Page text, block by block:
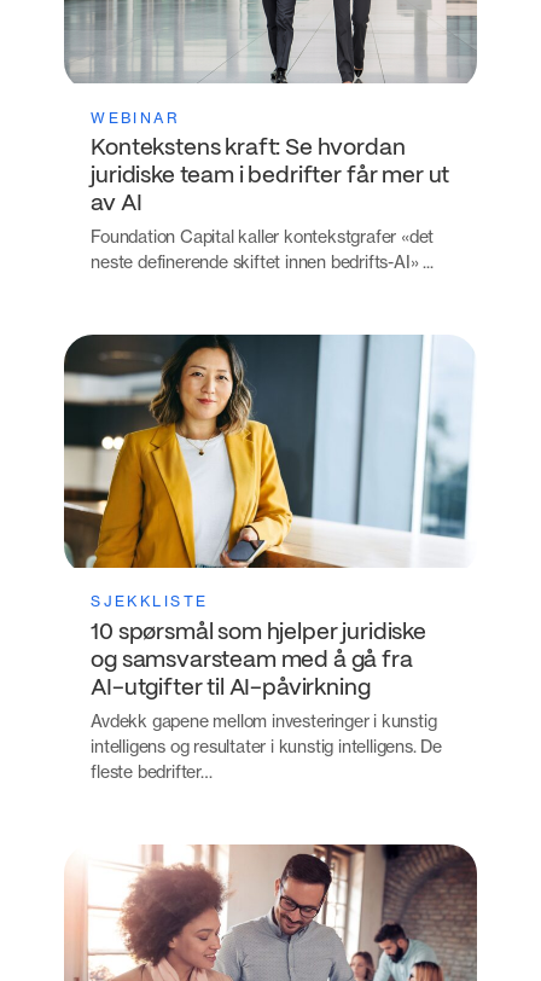
WEBINAR
Kontekstens kraft: Se hvordan
juridiske team i bedrifter får mer ut
av AI
Foundation Capital kaller kontekstgrafer «det
neste definerende skiftet innen bedrifts-AI» ...
SJEKKLISTE
10 spørsmål som hjelper juridiske
og samsvarsteam med å gå fra
AI-utgifter til AI-påvirkning
Avdekk gapene mellom investeringer i kunstig
intelligens og resultater i kunstig intelligens. De
fleste bedrifter…